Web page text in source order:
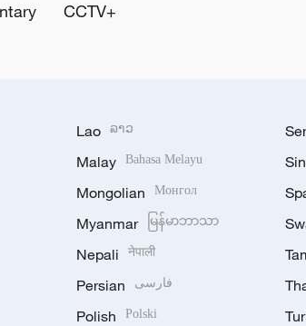
CCTV+
Lao ລາວ
Malay Bahasa Melayu
Mongolian Монгол
Myanmar မြန်မာဘာသာ
Nepali नेपाली
Persian فارسی
Polish Polski